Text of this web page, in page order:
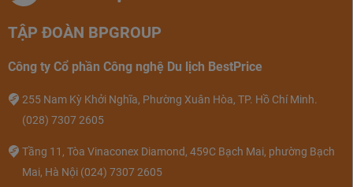
tại Regalais Spa& Massage tại tầng 4 của khách sạn với
công nghệ bể sục hiện đại bậc nhất cùng với những thợ
lành nghề được đào tạo bài bản giúp du khách có giây
Bên cạnh đó, thả mình dưới hồ bơi của khách sạn cũng
TẬP ĐOÀN BPGROUP
Công ty Cổ phần Công nghệ Du lịch BestPrice
255 Nam Kỳ Khởi Nghĩa, Phường Xuân Hòa, TP. Hồ Chí Minh.
(028) 7307 2605
Tầng 11, Tòa Vinaconex Diamond, 459C Bạch Mai, phường Bạch
Mai, Hà Nội (024) 7307 2605